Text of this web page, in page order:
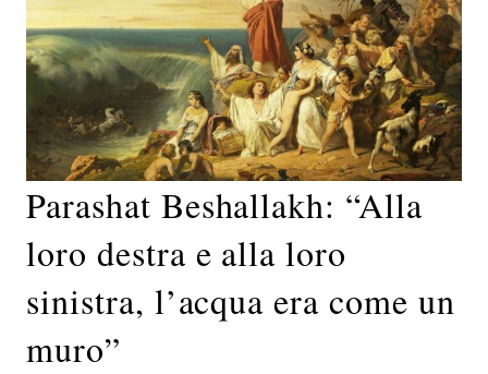
Parashat Beshallakh: “Alla
loro destra e alla loro
sinistra, l’acqua era come un
muro”